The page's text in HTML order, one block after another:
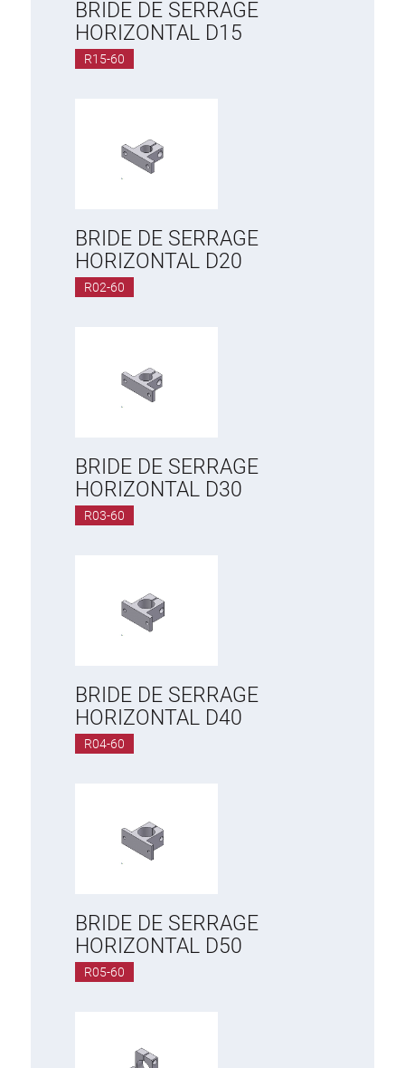
BRIDE DE SERRAGE
HORIZONTAL D15
R15-60
BRIDE DE SERRAGE
HORIZONTAL D20
R02-60
BRIDE DE SERRAGE
HORIZONTAL D30
R03-60
BRIDE DE SERRAGE
HORIZONTAL D40
R04-60
BRIDE DE SERRAGE
HORIZONTAL D50
R05-60